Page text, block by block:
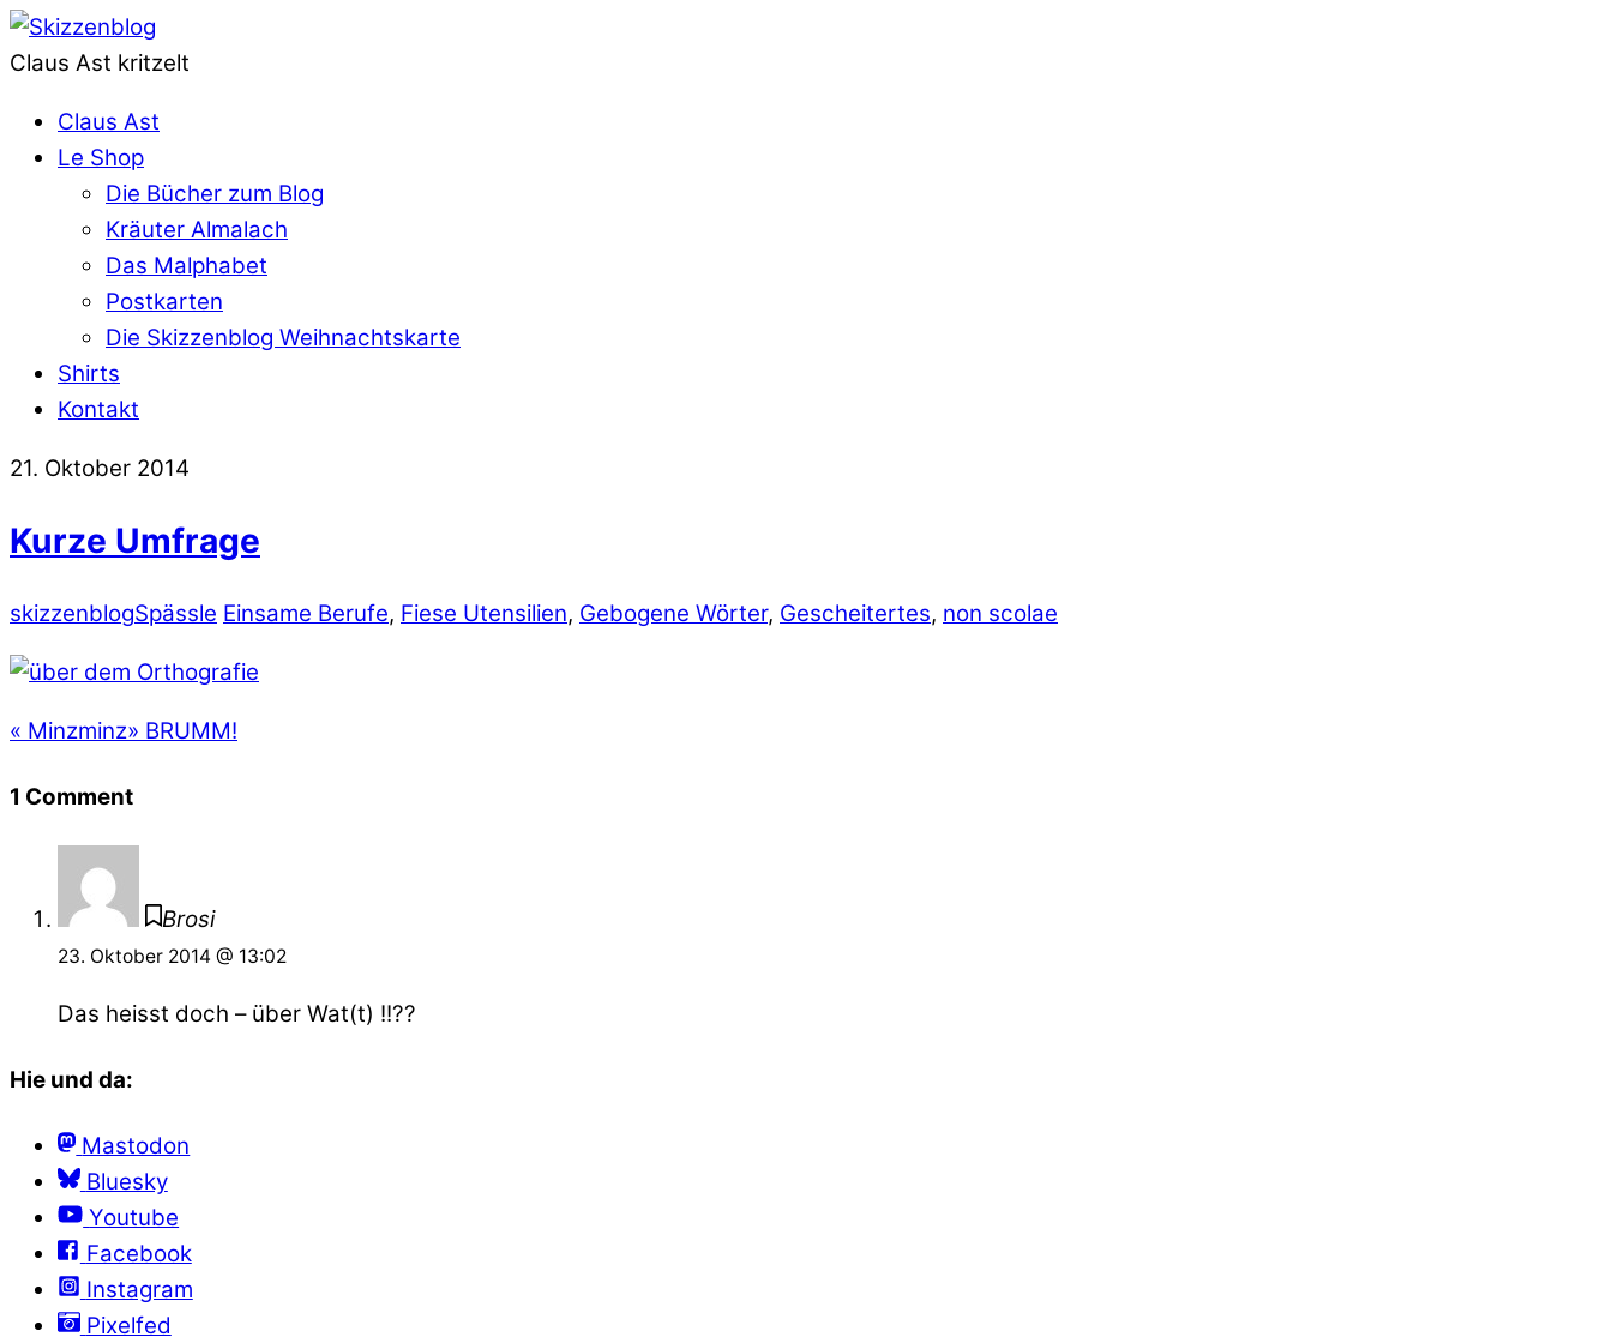
Claus Ast kritzelt
Claus Ast
Le Shop
Die Bücher zum Blog
Kräuter Almalach
Das Malphabet
Postkarten
Die Skizzenblog Weihnachtskarte
Shirts
Kontakt
21. Oktober 2014
Kurze Umfrage
skizzenblogSpässle Einsame Berufe, Fiese Utensilien, Gebogene Wörter, Gescheitertes, non scolae
« Minzminz» BRUMM!
1 Comment
Brosi
23. Oktober 2014 @ 13:02
Das heisst doch – über Wat(t) !!??
Hie und da:
Mastodon
Bluesky
Youtube
Facebook
Instagram
Pixelfed